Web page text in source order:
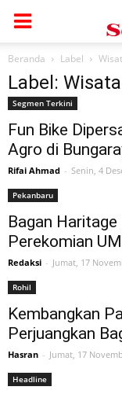
Beranda Label
Label:
Segmen Terkini
Fun Bike
Agro di
Rifai Ahmad - Senin, 4
Pekanbaru
Bagan
Perekomian
Redaksi - Jumat, 17
Rohil
Kembangkan
Perjuangkan
Hasran - Jumat, 17
Headline